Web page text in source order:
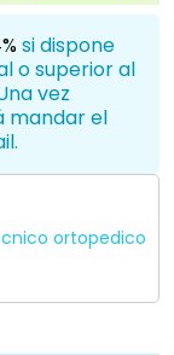
si dispone
o superior al
vez
mandar el
ortopedico